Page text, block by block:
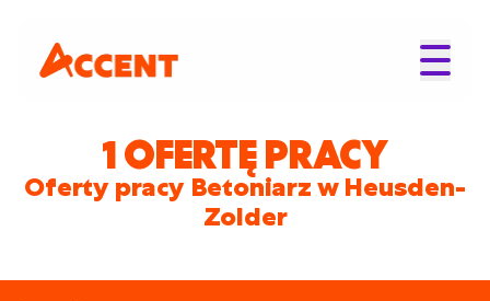
1 OFERTĘ PRACY
Oferty pracy Betoniarz w Heusden-
Zolder